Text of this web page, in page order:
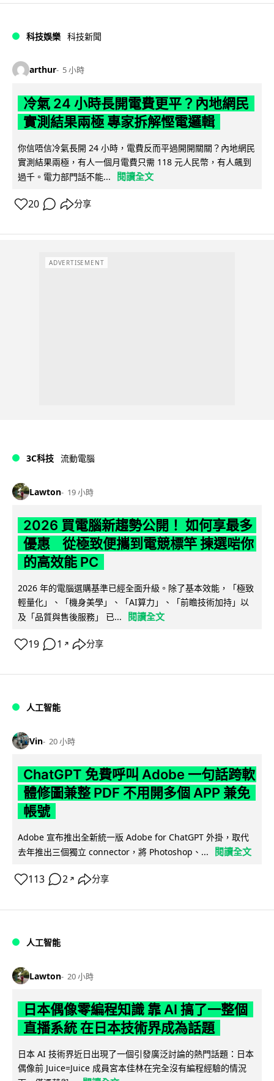
科技娛樂 科技新聞
arthur 5 小時
冷氣 24 小時長開電費更平？內地網民
實測結果兩極 專家拆解慳電邏輯
你信唔信冷氣長開 24 小時，電費反而平過開開關關？內地網民
實測結果兩極，有人一個月電費只需 118 元人民幣，有人飆到
過千。電力部門話不能...
閱讀全文
20 分享
ADVERTISEMENT
3C科技 流動電腦
Lawton 19 小時
2026 買電腦新趨勢公開！ 如何享最多
優惠 從極致便攜到電競標竿 揀選啱你
的高效能 PC
2026 年的電腦選購基準已經全面升級。除了基本效能，「極致
輕量化」、「機身美學」、「AI算力」、「前瞻技術加持」以
及「品質與售後服務」 已...
閱讀全文
19 1 ↗ 分享
人工智能
Vin 20 小時
ChatGPT 免費呼叫 Adobe 一句話跨軟
體修圖兼整 PDF 不用開多個 APP 兼免
帳號
Adobe 宣布推出全新統一版 Adobe for ChatGPT 外掛，取代
去年推出三個獨立 connector，將 Photoshop、...
閱讀全文
113 2 ↗ 分享
人工智能
Lawton 20 小時
日本偶像零編程知識 靠 AI 搞了一整個
直播系統 在日本技術界成為話題
日本 AI 技術界近日出現了一個引發廣泛討論的熱門話題：日本
偶像前 Juice=Juice 成員宮本佳林在完全沒有編程經驗的情況